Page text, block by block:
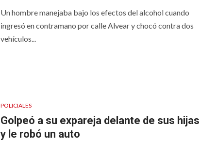
Un hombre manejaba bajo los efectos del alcohol cuando
ingresó en contramano por calle Alvear y chocó contra dos
vehículos...
POLICIALES
Golpeó a su expareja delante de sus hijas
y le robó un auto